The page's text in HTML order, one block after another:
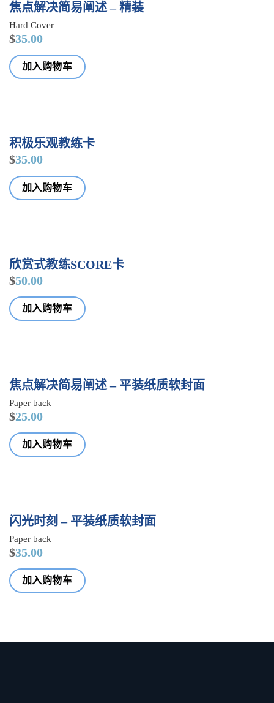
焦点解决简易阐述 – 精装
Hard Cover
$35.00
加入购物车
积极乐观教练卡
$35.00
加入购物车
欣赏式教练SCORE卡
$50.00
加入购物车
焦点解决简易阐述 – 平装纸质软封面
Paper back
$25.00
加入购物车
闪光时刻 – 平装纸质软封面
Paper back
$35.00
加入购物车